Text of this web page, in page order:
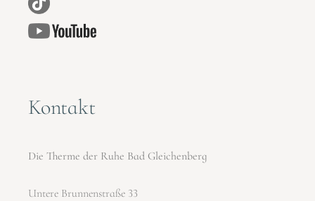
Kontakt
Die Therme der Ruhe Bad Gleichenberg
Untere Brunnenstraße 33